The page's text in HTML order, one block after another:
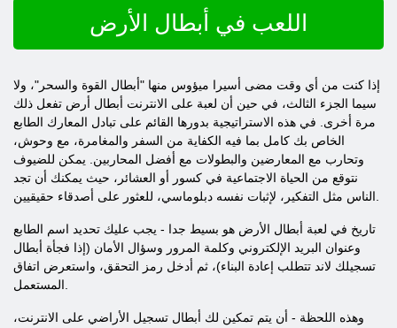
اللعب في أبطال الأرض
إذا كنت من أي وقت مضى أسيرا ميؤوس منها "أبطال القوة والسحر"، ولا
سيما الجزء الثالث، في حين أن لعبة على الانترنت أبطال أرض تفعل ذلك
مرة أخرى. في هذه الاستراتيجية بدورها القائم على تبادل المعارك الطابع
الخاص بك كامل بما فيه الكفاية من السفر والمغامرة، مع وحوش،
وتحارب مع المعارضين والبطولات مع أفضل المحاربين. يمكن للضيوف
نتوقع من الحياة الاجتماعية في كسور أو العشائر، حيث يمكنك أن تجد
تاريخ في لعبة أبطال الأرض هو بسيط جدا - يجب عليك تحديد اسم الطابع
وعنوان البريد الإلكتروني وكلمة المرور وسؤال الأمان (إذا فجأة أبطال
تسجيلك لاند تتطلب إعادة البناء)، ثم أدخل رمز التحقق، واستعرض اتفاق
وهذه اللحظة - أن يتم تمكين لك أبطال تسجيل الأراضي على الانترنت،